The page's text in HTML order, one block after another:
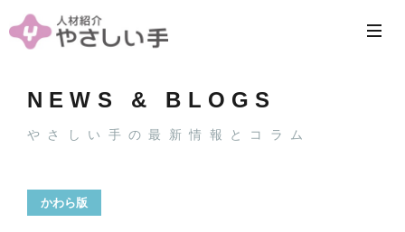
NEWS & BLOGS
やさしい手の最新情報とコラム
かわら版